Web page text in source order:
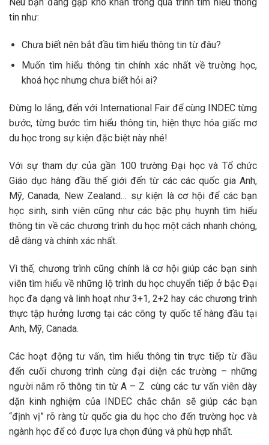
tin như:
Chưa biết nên bắt đầu tìm hiểu thông tin từ đâu?
Muốn tìm hiểu thông tin chính xác nhất về trường học,
khoá học nhưng chưa biết hỏi ai?
Đừng lo lắng, đến với International Fair để cùng INDEC từng
bước, từng bước tìm hiểu thông tin, hiện thực hóa giấc mơ
du học trong sự kiện đặc biệt này nhé!
Với sự tham dự của gần 100 trường Đại học và Tổ chức
Giáo dục hàng đầu thế giới đến từ các các quốc gia Anh,
Mỹ, Canada, New Zealand… sự kiện là cơ hội để các bạn
học sinh, sinh viên cũng như các bậc phụ huynh tìm hiểu
thông tin về các chương trình du học một cách nhanh chóng,
dễ dàng và chính xác nhất.
Vì thế, chương trình cũng chính là cơ hội giúp các bạn sinh
viên tìm hiểu về những lộ trình du học chuyển tiếp ở bậc Đại
học đa dạng và linh hoạt như 3+1, 2+2 hay các chương trình
thực tập hưởng lương tại các công ty quốc tế hàng đầu tại
Anh, Mỹ, Canada.
Các hoạt động tư vấn, tìm hiểu thông tin trực tiếp từ đầu
đến cuối chương trình cùng đại diện các trường – những
người nắm rõ thông tin từ A – Z cùng các tư vấn viên dày
dặn kinh nghiệm của INDEC chắc chắn sẽ giúp các bạn
“định vị” rõ ràng từ quốc gia du học cho đến trường học và
ngành học để có được lựa chọn đúng và phù hợp nhất.